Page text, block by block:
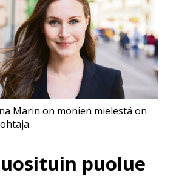
puolue
Marin on monien mielestä on